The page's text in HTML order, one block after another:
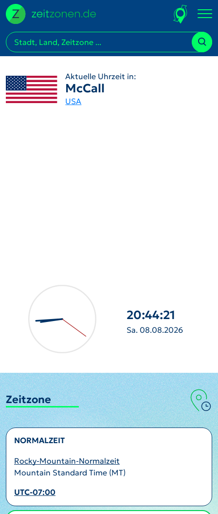
Aktuelle Uhrzeit in:
McCall
USA
20:44:22
Sa. 08.08.2026
Zeitzone
NORMALZEIT
Rocky-Mountain-Normalzeit
Mountain Standard Time (MT)
UTC-07:00